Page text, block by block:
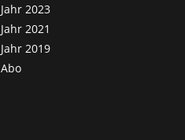
Jahr 2023
Jahr 2021
Jahr 2019
Abo